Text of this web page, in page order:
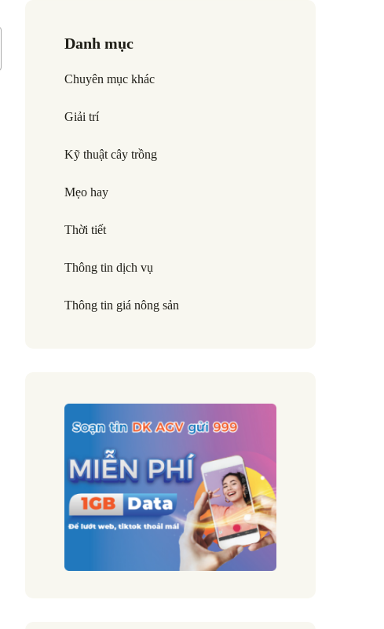
Danh mục
Chuyên mục khác
Giải trí
Kỹ thuật cây trồng
Mẹo hay
Thời tiết
Thông tin dịch vụ
Thông tin giá nông sản